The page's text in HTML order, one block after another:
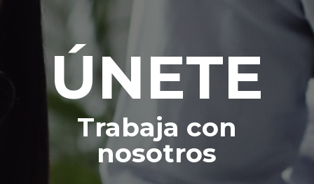
ÚNETE
Trabaja con
nosotros